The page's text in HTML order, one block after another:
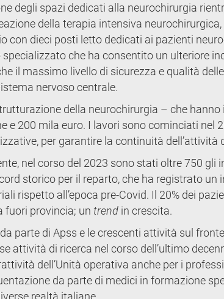
degli spazi dedicati alla neurochirurgia
della terapia intensiva
con dieci posti letto dedicati ai pazienti
che ha consentito un ulteriore
il massimo livello di sicurezza e qualità
nervoso centrale.
della neurochirurgia – che
e 200 mila euro. I lavori sono cominciati nel
per garantire la continuità dell’attività
nel corso del 2023 sono stati oltre 750 gli
storico per il reparto, che ha registrato un
rispetto all’epoca pre-Covid. Il 20% dei
fuori provincia; un trend in crescita.
parte di Apss e le crescenti attività sul
attività di ricerca nel corso dell’ultimo
dell’Unità operativa anche per i
da parte di medici in formazione
realtà italiane.